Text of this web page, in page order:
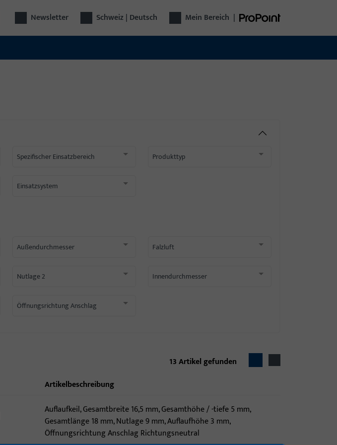
Newsletter Schweiz | Deutsch Mein Bereich |
Spezifischer Einsatzbereich Produkttyp
Einsatzsystem
Außendurchmesser Falzluft
Nutlage 2 Innendurchmesser
Öffnungsrichtung Anschlag
13Artikel gefunden
Artikelbeschreibung
Auflaufkeil, Gesamtbreite 16,5 mm, Gesamthöhe / -tiefe 5 mm,
Gesamtlänge 18 mm, Nutlage 9 mm, Auflaufhöhe 3 mm,
Öffnungsrichtung Anschlag Richtungsneutral